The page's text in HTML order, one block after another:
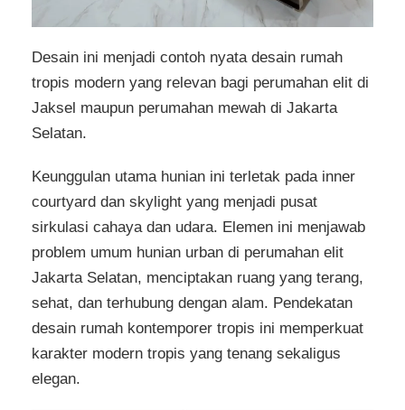
Desain ini menjadi contoh nyata desain rumah
tropis modern yang relevan bagi perumahan elit di
Jaksel maupun perumahan mewah di Jakarta
Selatan.
Keunggulan utama hunian ini terletak pada inner
courtyard dan skylight yang menjadi pusat
sirkulasi cahaya dan udara. Elemen ini menjawab
problem umum hunian urban di perumahan elit
Jakarta Selatan, menciptakan ruang yang terang,
sehat, dan terhubung dengan alam. Pendekatan
desain rumah kontemporer tropis ini memperkuat
karakter modern tropis yang tenang sekaligus
elegan.